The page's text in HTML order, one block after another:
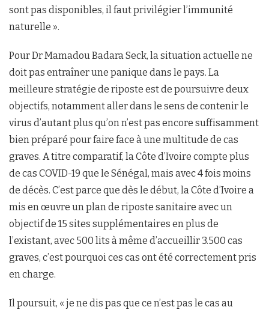
sont pas disponibles, il faut privilégier l’immunité
naturelle ».
Pour Dr Mamadou Badara Seck, la situation actuelle ne
doit pas entraîner une panique dans le pays. La
meilleure stratégie de riposte est de poursuivre deux
objectifs, notamment aller dans le sens de contenir le
virus d’autant plus qu’on n’est pas encore suffisamment
bien préparé pour faire face à une multitude de cas
graves. A titre comparatif, la Côte d’Ivoire compte plus
de cas COVID-19 que le Sénégal, mais avec 4 fois moins
de décès. C’est parce que dès le début, la Côte d’Ivoire a
mis en œuvre un plan de riposte sanitaire avec un
objectif de 15 sites supplémentaires en plus de
l’existant, avec 500 lits à même d’accueillir 3.500 cas
graves, c’est pourquoi ces cas ont été correctement pris
en charge.
Il poursuit, « je ne dis pas que ce n’est pas le cas au